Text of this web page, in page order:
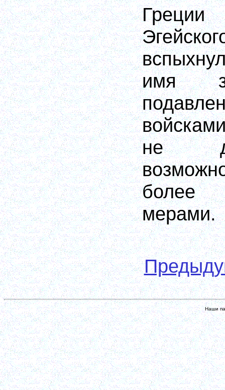
Греции
имя
не
более
мерами.
Наши